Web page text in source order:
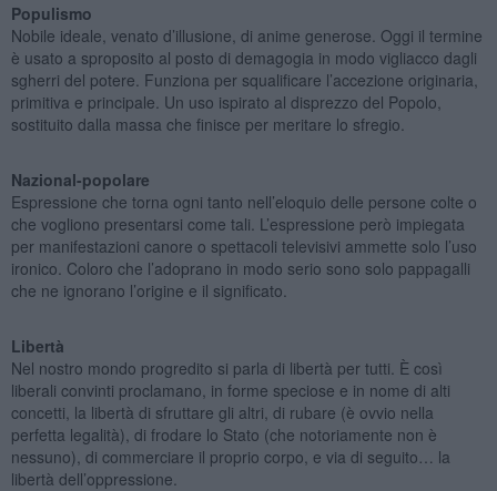
Populismo
Nobile ideale, venato d’illusione, di anime generose. Oggi il termine
è usato a sproposito al posto di demagogia in modo vigliacco dagli
sgherri del potere. Funziona per squalificare l’accezione originaria,
primitiva e principale. Un uso ispirato al disprezzo del Popolo,
sostituito dalla massa che finisce per meritare lo sfregio.
Nazional-popolare
Espressione che torna ogni tanto nell’eloquio delle persone colte o
che vogliono presentarsi come tali. L’espressione però impiegata
per manifestazioni canore o spettacoli televisivi ammette solo l’uso
ironico. Coloro che l’adoprano in modo serio sono solo pappagalli
che ne ignorano l’origine e il significato.
Libertà
Nel nostro mondo progredito si parla di libertà per tutti. È così
liberali convinti proclamano, in forme speciose e in nome di alti
concetti, la libertà di sfruttare gli altri, di rubare (è ovvio nella
perfetta legalità), di frodare lo Stato (che notoriamente non è
nessuno), di commerciare il proprio corpo, e via di seguito… la
libertà dell’oppressione.